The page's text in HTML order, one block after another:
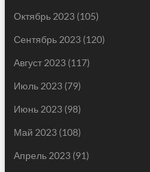
Октябрь 2023(105)
Сентябрь 2023(120)
Август 2023(117)
Июль 2023(79)
Июнь 2023(98)
Май 2023(108)
Апрель 2023(91)